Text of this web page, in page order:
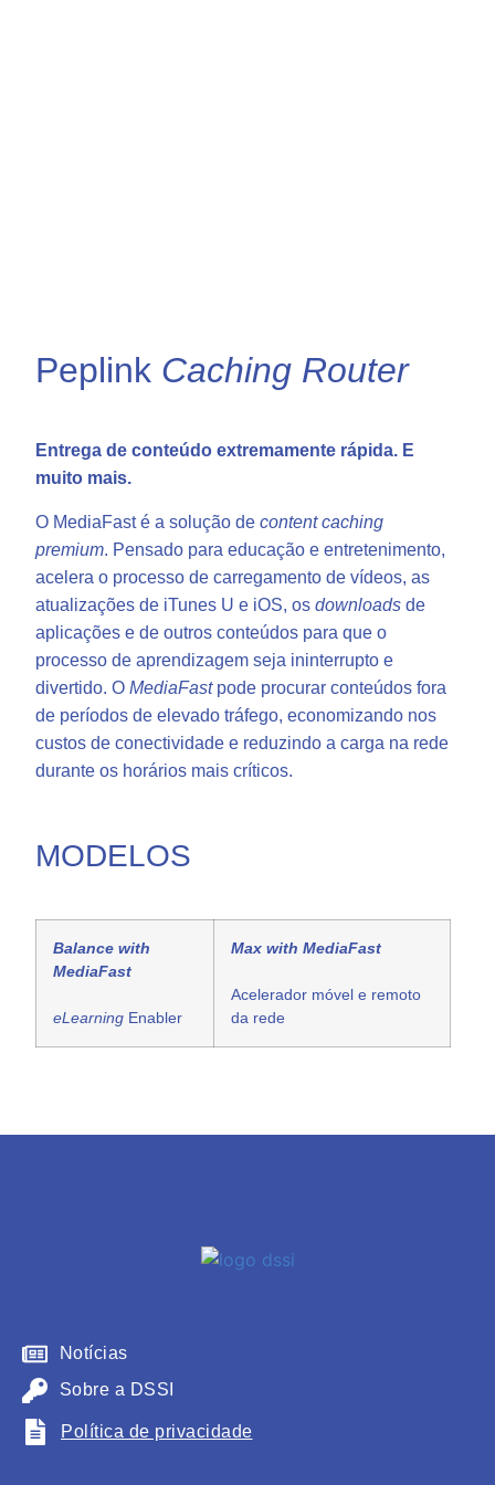
Peplink Caching Router
Entrega de conteúdo extremamente rápida. E
muito mais.
O MediaFast é a solução de content caching
premium. Pensado para educação e entretenimento,
acelera o processo de carregamento de vídeos, as
atualizações de iTunes U e iOS, os downloads de
aplicações e de outros conteúdos para que o
processo de aprendizagem seja ininterrupto e
divertido. O MediaFastpode procurar conteúdos fora
de períodos de elevado tráfego, economizando nos
custos de conectividade e reduzindo a carga na rede
durante os horários mais críticos.
MODELOS
Balance with
MediaFast
eLearning Enabler
Max with MediaFast
Acelerador móvel e remoto
da rede
Notícias
Sobre a DSSI
Política de privacidade